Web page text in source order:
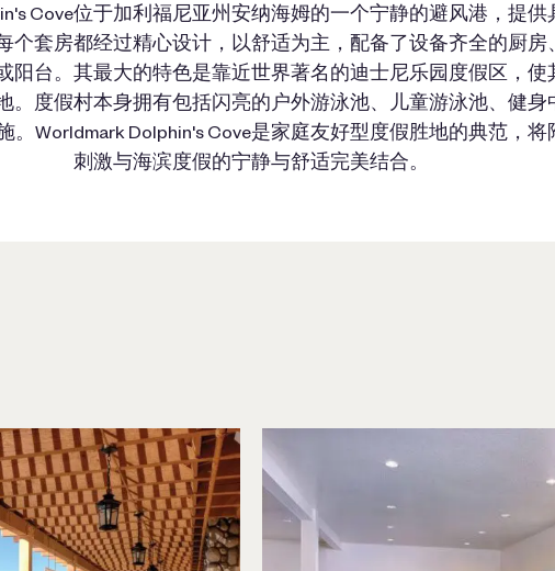
Cove位于加利福尼亚州安纳海姆的一个宁静的避风港，提供
个套房都经过精心设计，以舒适为主，配备了设备齐全的厨房
阳台。其最大的特色是靠近世界著名的迪士尼乐园度假区，使
。度假村本身拥有包括闪亮的户外游泳池、儿童游泳池、健身
。Worldmark Dolphin's Cove是家庭友好型度假胜地的典范，将
刺激与海滨度假的宁静与舒适完美结合。